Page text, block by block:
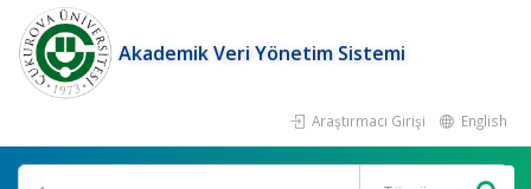
Akademik Veri Yönetim Sistemi
Araştırmacı Girişi English
Ara